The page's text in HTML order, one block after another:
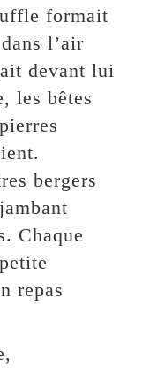
formait
l’air
devant lui
les bêtes
bergers
Chaque
repas